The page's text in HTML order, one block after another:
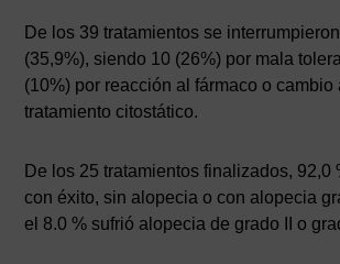
De los 39 tratamientos se
(35,9%), siendo 10 (26%) por mala
(10%) por reacción al fármaco o cambio
tratamiento citostático.
De los 25 tratamientos finalizados, 92,0
con éxito, sin alopecia o con alopecia
el 8.0 % sufrió alopecia de grado II o